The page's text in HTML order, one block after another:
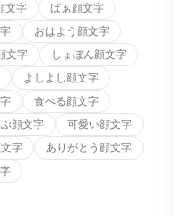
文字
ぱぁ顔文字
おはよう顔文字
文字
しょぼん顔文字
よしよし顔文字
食べる顔文字
顔文字
可愛い顔文字
字
ありがとう顔文字